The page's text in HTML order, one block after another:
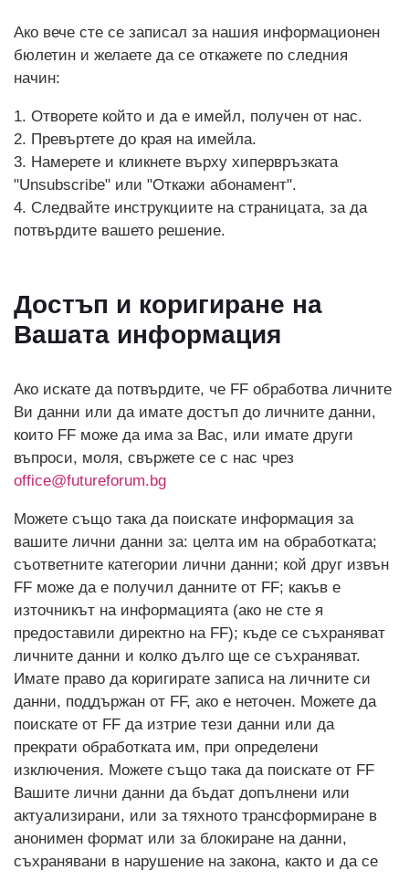
Ако вече сте се записал за нашия информационен
бюлетин и желаете да се откажете по следния
начин:
1. Отворете който и да е имейл, получен от нас.
2. Превъртете до края на имейла.
3. Намерете и кликнете върху хипервръзката
"Unsubscribe" или "Откажи абонамент".
4. Следвайте инструкциите на страницата, за да
потвърдите вашето решение.
Достъп и коригиране на
Вашата информация
Ако искате да потвърдите, че FF обработва личните
Ви данни или да имате достъп до личните данни,
които FF може да има за Вас, или имате други
въпроси, моля, свържете се с нас чрез
office@futureforum.bg
Можете също така да поискате информация за
вашите лични данни за: целта им на обработката;
съответните категории лични данни; кой друг извън
FF може да е получил данните от FF; какъв е
източникът на информацията (ако не сте я
предоставили директно на FF); къде се съхраняват
личните данни и колко дълго ще се съхраняват.
Имате право да коригирате записа на личните си
данни, поддържан от FF, ако е неточен. Можете да
поискате от FF да изтрие тези данни или да
прекрати обработката им, при определени
изключения. Можете също така да поискате от FF
Вашите лични данни да бъдат допълнени или
актуализирани, или за тяхното трансформиране в
анонимен формат или за блокиране на данни,
съхранявани в нарушение на закона, както и да се